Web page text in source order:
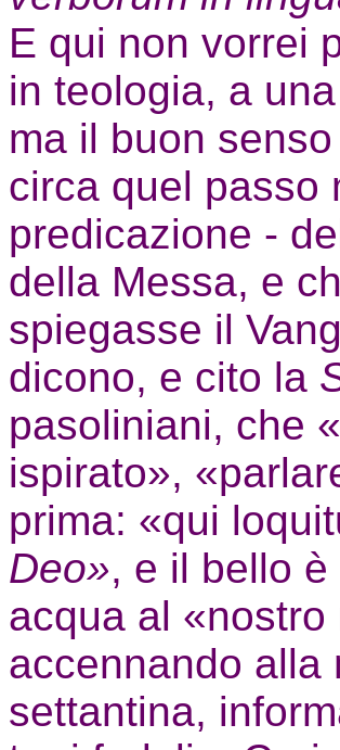
E qui non vorrei
in teologia, a
ma il buon senso
circa quel passo
predicazione -
della Messa, e
spiegasse il
dicono, e cito la
pasoliniani, che «
ispirato»,
prima: «qui
Deo», e il bello
acqua al
accennando alla
settantina,